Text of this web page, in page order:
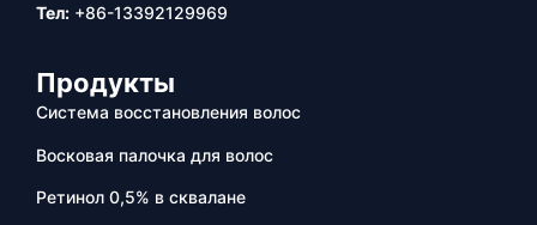
Тел: +86-13392129969
Продукты
Система восстановления волос
Восковая палочка для волос
Ретинол 0,5% в сквалане